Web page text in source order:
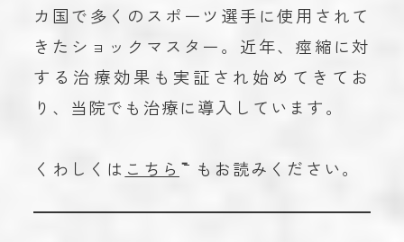
カ国で多くのスポーツ選手に使用されて
きたショックマスター。近年、痙縮に対
する治療効果も実証され始めてきてお
り、当院でも治療に導入しています。
くわしくは こちら もお読みください。